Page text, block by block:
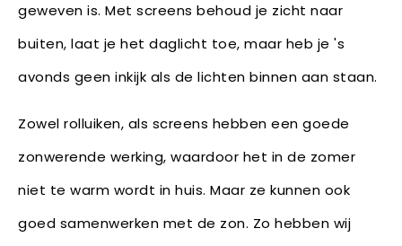
geweven is. Met screens behoud je zicht naar
buiten, laat je het daglicht toe, maar heb je 's
avonds geen inkijk als de lichten binnen aan staan.
Zowel rolluiken, als screens hebben een goede
zonwerende werking, waardoor het in de zomer
niet te warm wordt in huis. Maar ze kunnen ook
goed samenwerken met de zon. Zo hebben wij